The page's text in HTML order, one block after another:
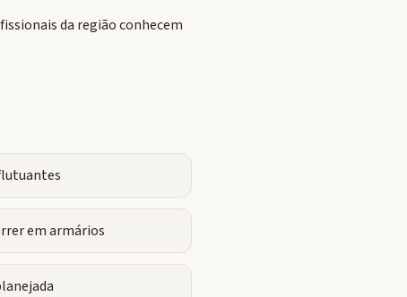
da região conhecem
em armários